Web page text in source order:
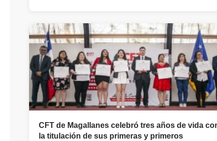
CFT de Magallanes celebró tres años de vida
la titulación de sus primeras y primeros